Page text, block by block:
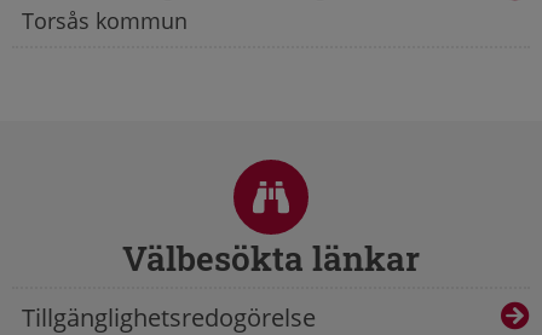
Torsås kommun
Välbesökta länkar
Tillgänglighetsredogörelse